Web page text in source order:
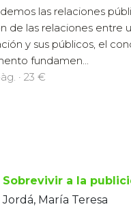
las relaciones
de las relaciones entre
y sus públicos, el
fundamen...
· 23 €
Sobrevivir a la
María Teresa